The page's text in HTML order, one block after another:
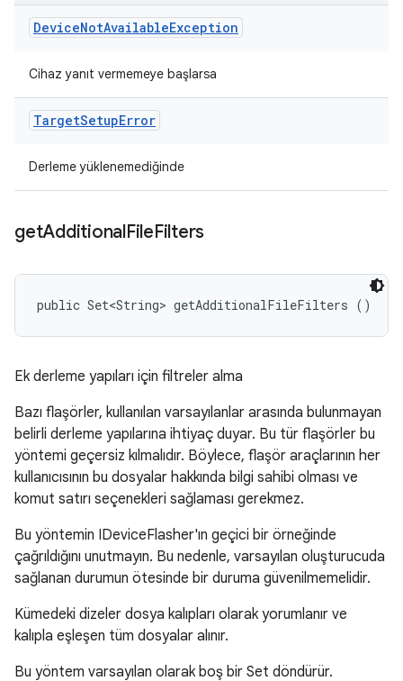
DeviceNotAvailableException
Cihaz yanıt vermemeye başlarsa
TargetSetupError
Derleme yüklenemediğinde
getAdditionalFileFilters
public Set<String> getAdditionalFileFilters ()
Ek derleme yapıları için filtreler alma
Bazı flaşörler, kullanılan varsayılanlar arasında bulunmayan
belirli derleme yapılarına ihtiyaç duyar. Bu tür flaşörler bu
yöntemi geçersiz kılmalıdır. Böylece, flaşör araçlarının her
kullanıcısının bu dosyalar hakkında bilgi sahibi olması ve
komut satırı seçenekleri sağlaması gerekmez.
Bu yöntemin IDeviceFlasher'ın geçici bir örneğinde
çağrıldığını unutmayın. Bu nedenle, varsayılan oluşturucuda
sağlanan durumun ötesinde bir duruma güvenilmemelidir.
Kümedeki dizeler dosya kalıpları olarak yorumlanır ve
kalıpla eşleşen tüm dosyalar alınır.
Bu yöntem varsayılan olarak boş bir Set döndürür.